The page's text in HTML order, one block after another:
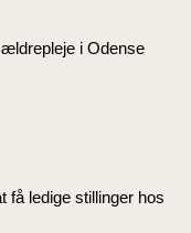
i Odense
få ledige stillinger hos